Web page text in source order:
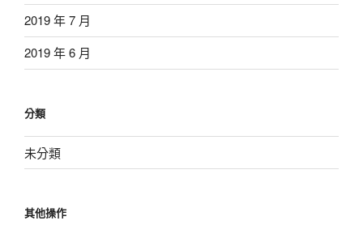
2019 年 7 月
2019 年 6 月
分類
未分類
其他操作